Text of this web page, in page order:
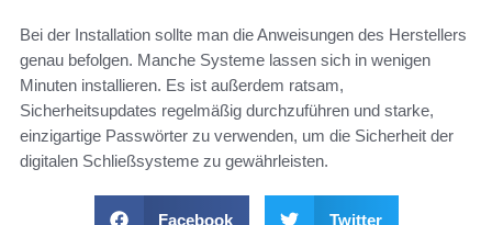
Bei der Installation sollte man die Anweisungen des Herstellers
genau befolgen. Manche Systeme lassen sich in wenigen
Minuten installieren. Es ist außerdem ratsam,
Sicherheitsupdates regelmäßig durchzuführen und starke,
einzigartige Passwörter zu verwenden, um die Sicherheit der
digitalen Schließsysteme zu gewährleisten.
Facebook Twitter